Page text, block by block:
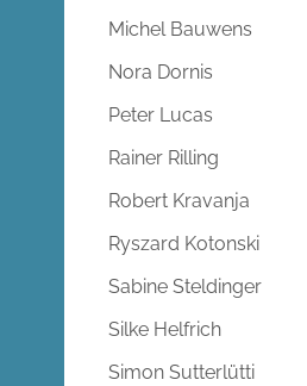
Michel Bauwens
Nora Dornis
Peter Lucas
Rainer Rilling
Robert Kravanja
Ryszard Kotonski
Sabine Steldinger
Silke Helfrich
Simon Sutterlütti